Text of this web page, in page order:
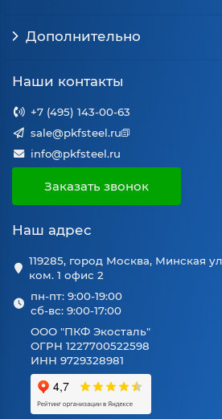
Дополнительно
Наши контакты
+7 (495) 143-00-63
sale@pkfsteel.ru
info@pkfsteel.ru
Заказать звонок
Наш адрес
119285, город Москва, Минская
ком. 1 офис 2
пн-пт: 9:00-19:00
сб-вс: 9:00-17:00
ООО "ПКФ Экосталь"
ОГРН 1227700522598
ИНН 9729328981